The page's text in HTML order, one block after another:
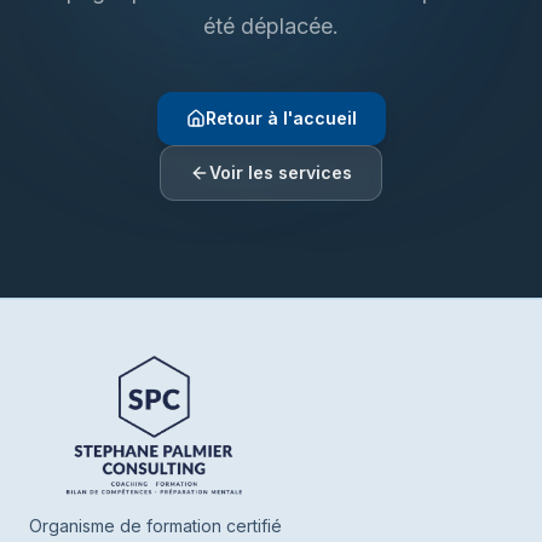
été déplacée.
Retour à l'accueil
Voir les services
Henrie SPC
En ligne
Bonjour ! Je suis Henrie votre assistant de
SPC. Parlez-moi de vous ou de ce que
vous cherchez, je vous oriente vers nos
Organisme de formation certifié